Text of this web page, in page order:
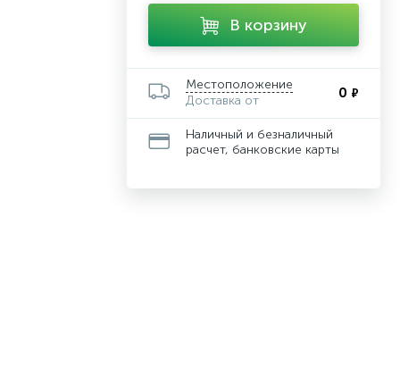
В корзину
Местоположение
Доставка от
0 ₽
Наличный и безналичный
расчет, банковские карты